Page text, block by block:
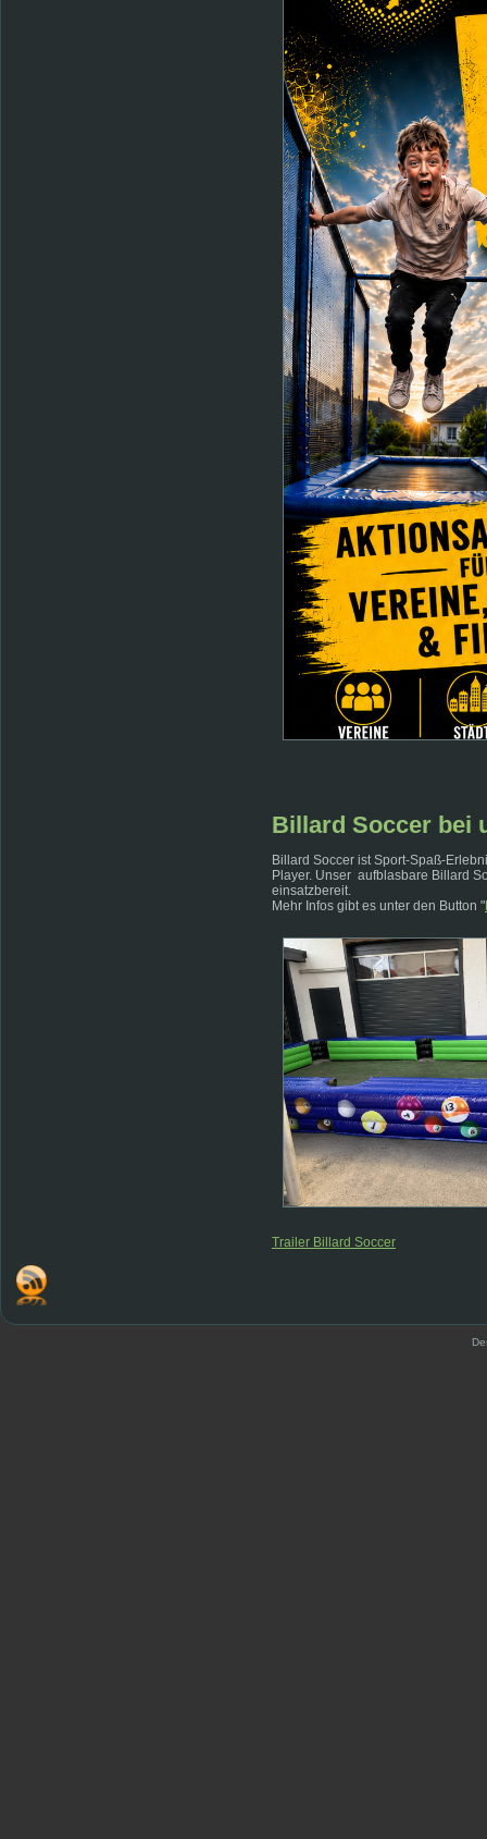
Billard Soccer bei
Billard Soccer ist Sport-Spaß-
Player. Unser aufblasbare Billard
einsatzbereit.
Mehr Infos gibt es unter den Button "
Trailer Billard Soccer